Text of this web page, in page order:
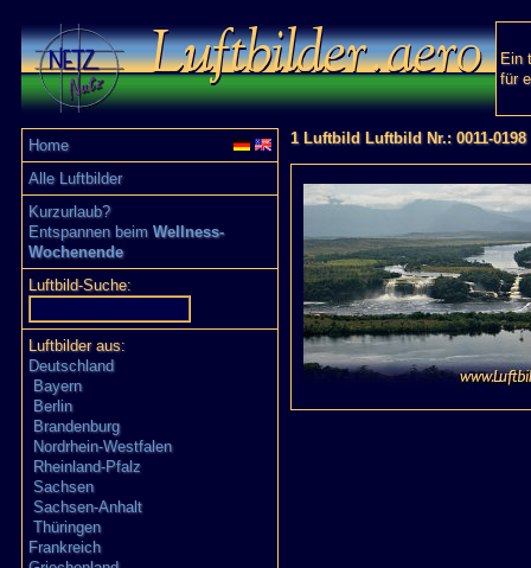
Ein
für
Home
Alle Luftbilder
Kurzurlaub?
Entspannen beim Wellness-
Wochenende
Luftbild-Suche:
Luftbilder aus:
Deutschland
Bayern
Berlin
Brandenburg
Nordrhein-Westfalen
Rheinland-Pfalz
Sachsen
Sachsen-Anhalt
Thüringen
Frankreich
1 Luftbild Luftbild Nr.: 0011-0198